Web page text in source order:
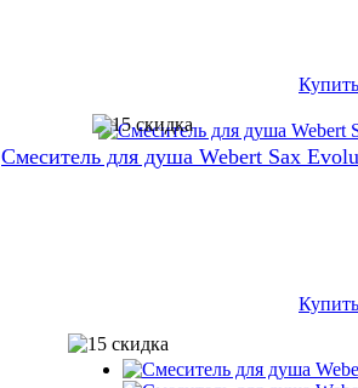
Купить
Cмеситель для душа Webert Sax
Купить